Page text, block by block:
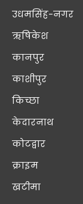
उधमसिंह-नगर
ऋषिकेश
कानपुर
काशीपुर
किच्छा
केदारनाथ
कोटद्वार
क्राइम
खटीमा